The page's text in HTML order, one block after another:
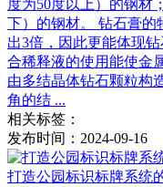
度为50度以上）的钢材
下）的钢材。 钻石膏的
出3倍，因此更能体现
合稀释液的使用能使金
由多结晶体钻石颗粒构
角的结 ...
相关标签：
发布时间：2024-09-16
打造公园标识标牌系统